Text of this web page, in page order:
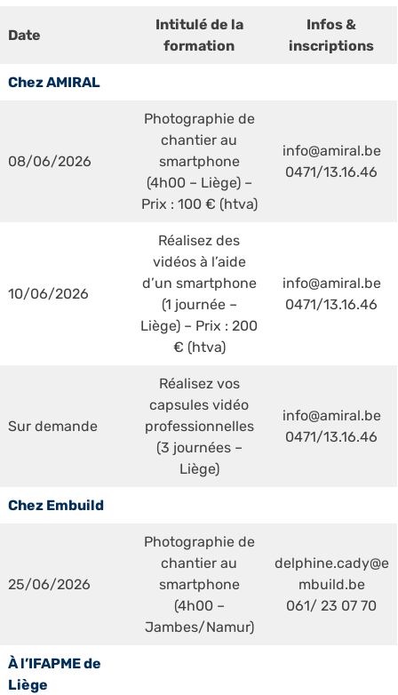
Date
Intitulé de la
formation
Infos &
inscriptions
Chez AMIRAL
08/06/2026
Photographie de
chantier au
smartphone
(4h00 – Liège) –
Prix : 100 € (htva)
info@amiral.be
0471/13.16.46
10/06/2026
Réalisez des
vidéos à l’aide
d’un smartphone
(1 journée –
Liège) – Prix : 200
€ (htva)
info@amiral.be
0471/13.16.46
Sur demande
Réalisez vos
capsules vidéo
professionnelles
(3 journées –
Liège)
info@amiral.be
0471/13.16.46
Chez Embuild
25/06/2026
Photographie de
chantier au
smartphone
(4h00 –
Jambes/Namur)
delphine.cady@e
mbuild.be
061/ 23 07 70
À l’IFAPME de
Liège